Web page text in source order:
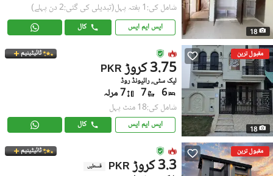
18
شامل کی:1 ہفتہ پہل (تبدیلی کی گئی:2 دن پہلے)
ایس ایم ایس کال
مقبول ترین
18
ٹائیٹینیم
PKR 3.75 کروڑ
لیک سٹی, رائیونڈ روڈ
6
7 7 مرلہ
شامل کی:18 منٹ پہل
ایس ایم ایس کال
مقبول ترین ٹائیٹینیم
PKR 3.3 کروڑ قسطیں